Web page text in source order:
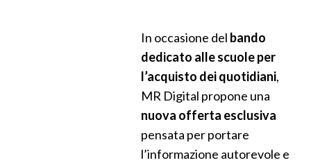
In occasione del bando
dedicato alle scuole per
l’acquisto dei quotidiani,
MR Digital propone una
nuova offerta esclusiva
pensata per portare
l’informazione autorevole e